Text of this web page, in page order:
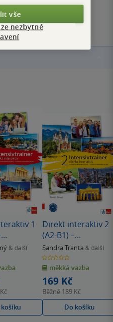
hodnocení
1
& další
Direkt interaktiv 2
(A2-B1) –
Intensivtrainer
Sandra Tranta & další
0.0
z
5
hvězdiček
měkká vazba
169 Kč
Běžně 189 Kč
Do košíku
vše
nezbytné